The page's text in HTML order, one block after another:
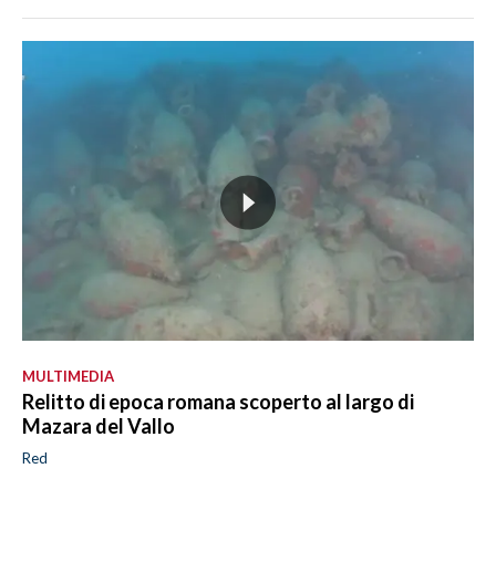
MULTIMEDIA
Relitto di epoca romana scoperto al largo di
Mazara del Vallo
Red